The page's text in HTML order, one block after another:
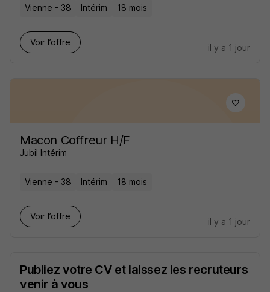
Vienne - 38 Intérim 18 mois
Voir l’offre
il y a 1 jour
Macon Coffreur H/F
Jubil Intérim
Vienne - 38 Intérim 18 mois
Voir l’offre
il y a 1 jour
Publiez votre CV et laissez les recruteurs
venir à vous